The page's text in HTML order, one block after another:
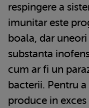
respingere a
imunitar este
boala, dar
substanta
cum ar fi un
bacterii. Pentru
produce in